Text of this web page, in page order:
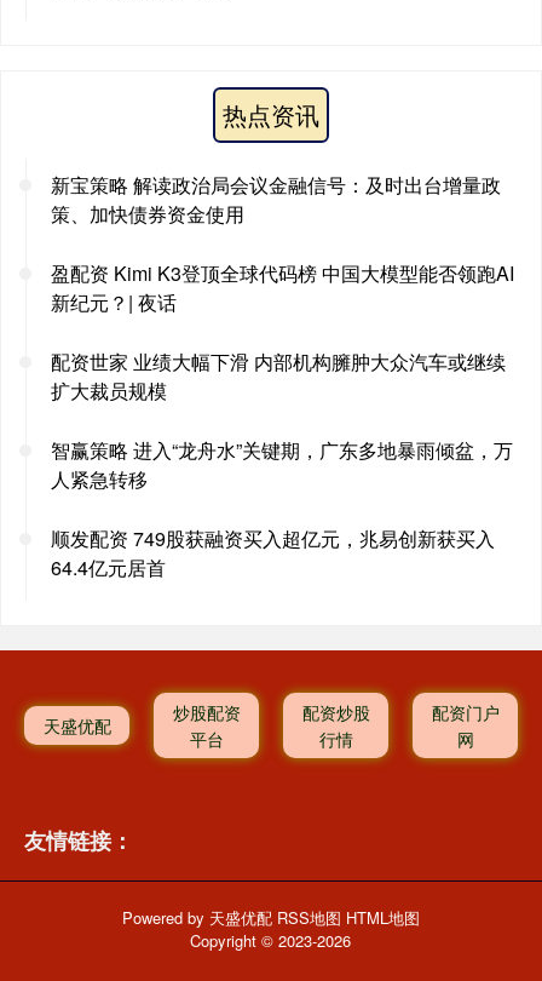
热点资讯
新宝策略 解读政治局会议金融信号：及时出台增量政
策、加快债券资金使用
盈配资 Kimi K3登顶全球代码榜 中国大模型能否领跑AI
新纪元？| 夜话
配资世家 业绩大幅下滑 内部机构臃肿大众汽车或继续
扩大裁员规模
智赢策略 进入“龙舟水”关键期，广东多地暴雨倾盆，万
人紧急转移
顺发配资 749股获融资买入超亿元，兆易创新获买入
64.4亿元居首
天盛优配
炒股配资
平台
配资炒股
行情
配资门户
网
友情链接：
Powered by 天盛优配 RSS地图 HTML地图
Copyright© 2023-2026